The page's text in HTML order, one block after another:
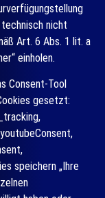
nicht
Art. 6 Abs. 1 lit. a
einholen.
Consent-Tool
gesetzt:
speichern „Ihre